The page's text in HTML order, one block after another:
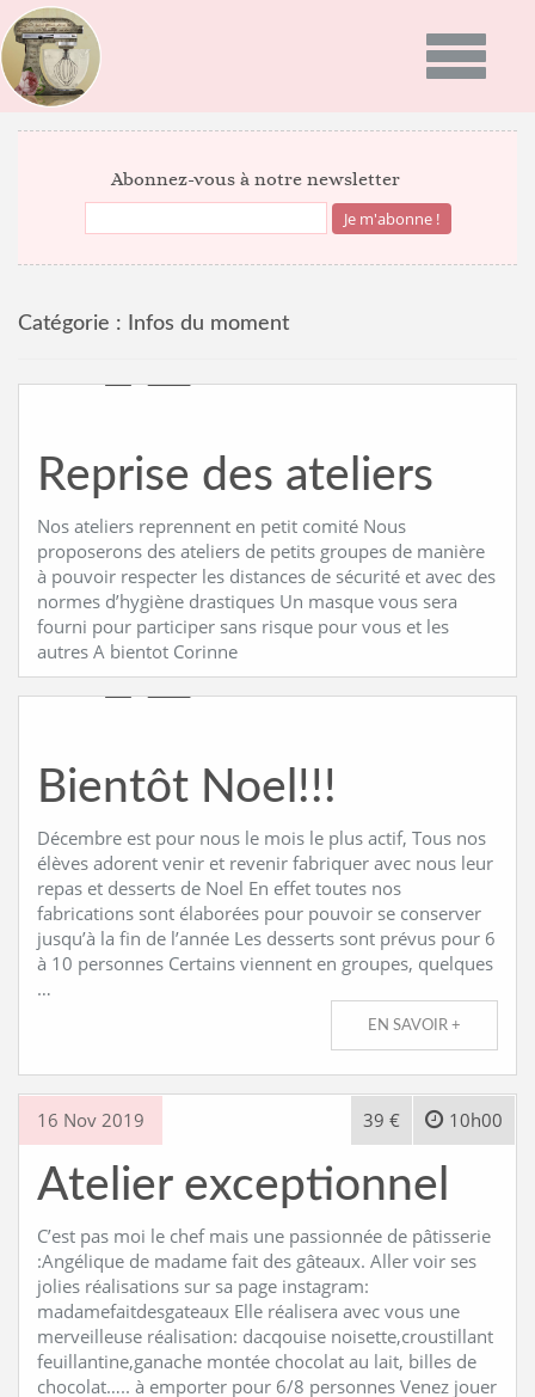
Toggle
PRÉSENTATION
PROGRAMMES
GALERIE PHOTO
ACTUALITÉS NEWS
INFOS DU MOMENT
BON CADEAU
CONTACT
Abonnez-vous à notre newsletter
Catégorie : Infos du moment
Reprise des ateliers
Nos ateliers reprennent en petit comité Nous
proposerons des ateliers de petits groupes de manière
à pouvoir respecter les distances de sécurité et avec des
normes d’hygiène drastiques Un masque vous sera
fourni pour participer sans risque pour vous et les
autres A bientot Corinne
Bientôt Noel!!!
Décembre est pour nous le mois le plus actif, Tous nos
élèves adorent venir et revenir fabriquer avec nous leur
repas et desserts de Noel En effet toutes nos
fabrications sont élaborées pour pouvoir se conserver
jusqu’à la fin de l’année Les desserts sont prévus pour 6
à 10 personnes Certains viennent en groupes, quelques
…
EN SAVOIR +
16 Nov 2019 10h00
39 €
Atelier exceptionnel
C’est pas moi le chef mais une passionnée de pâtisserie
:Angélique de madame fait des gâteaux. Aller voir ses
jolies réalisations sur sa page instagram:
madamefaitdesgateaux Elle réalisera avec vous une
merveilleuse réalisation: dacqouise noisette,croustillant
feuillantine,ganache montée chocolat au lait, billes de
chocolat….. à emporter pour 6/8 personnes Venez jouer